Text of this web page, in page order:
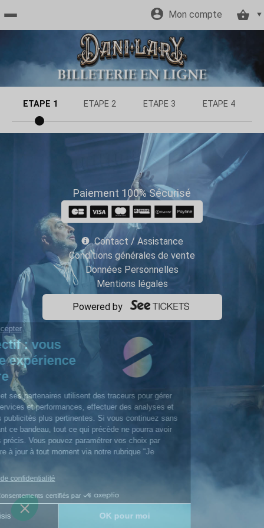
Mon compte
ETAPE 1 ETAPE 2 ETAPE 3 ETAPE 4
Paiement 100% Sécurisé
Contact / Assistance
Conditions générales de vente
Données Personnelles
Mentions légales
Powered by